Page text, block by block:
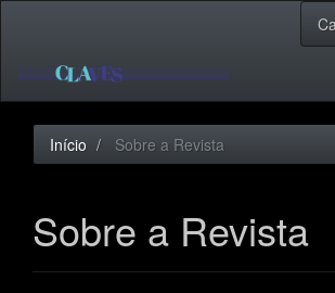
principal
Barra
Início Sobre a Revista
Sobre a Revista